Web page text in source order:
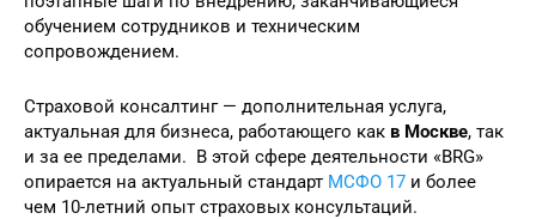
обучением сотрудников и техническим
сопровождением.
Страховой консалтинг — дополнительная услуга,
актуальная для бизнеса, работающего как в Москве, так
и за ее пределами. В этой сфере деятельности «BRG»
опирается на актуальный стандарт МСФО 17 и более
чем 10-летний опыт страховых консультаций.